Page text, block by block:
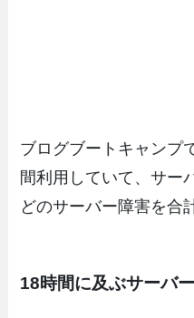
ブログブートキャンプ
間利用していて、サー
どのサーバー障害を合
18時間に及ぶサーバ